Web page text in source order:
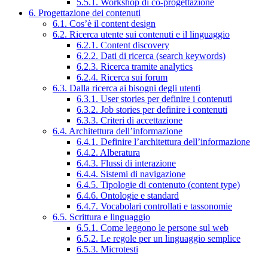
6. Progettazione dei contenuti
6.1. Cos’è il content design
6.2. Ricerca utente sui contenuti e il linguaggio
6.2.1. Content discovery
6.2.2. Dati di ricerca (search keywords)
6.2.3. Ricerca tramite analytics
6.2.4. Ricerca sui forum
6.3. Dalla ricerca ai bisogni degli utenti
6.3.1. User stories per definire i contenuti
6.3.2. Job stories per definire i contenuti
6.3.3. Criteri di accettazione
6.4. Architettura dell’informazione
6.4.1. Definire l’architettura dell’informazione
6.4.2. Alberatura
6.4.3. Flussi di interazione
6.4.4. Sistemi di navigazione
6.4.5. Tipologie di contenuto (content type)
6.4.6. Ontologie e standard
6.4.7. Vocabolari controllati e tassonomie
6.5. Scrittura e linguaggio
6.5.1. Come leggono le persone sul web
6.5.2. Le regole per un linguaggio semplice
6.5.3. Microtesti